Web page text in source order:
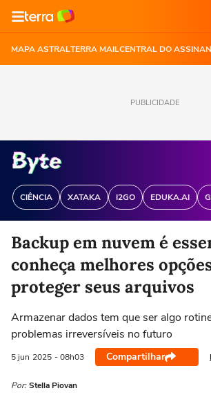
MAPA ASTRALTERRA MAILCENTRAL DO
PUBLICIDADE
CIÊNCIA XATAKA I2GO EDUKA.AI
Backup em nuvem é
conheça melhores
proteger seus arquivos
Armazenar dados tem que ser algo
problemas irreversíveis no futuro
5 jun 2025 - 08h03 Compartilhar
Por: Stella Piovan